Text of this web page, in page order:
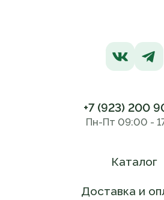
Каталог
Доставка и
+7 (923) 200
Пн-Пт 09:00 -